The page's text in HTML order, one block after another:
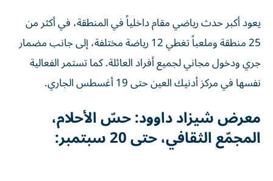
يعود أكبر حدث رياضي مقام داخلياً في المنطقة، في أكثر من
25 منطقة وملعباً تغطي 12 رياضة مختلفة، إلى جانب مضمار
جري ودخول مجاني لجميع أفراد العائلة. كما تستمر الفعالية
نفسها في مركز أدنيك العين حتى 19 أغسطس الجاري.
معرض شيزاد داوود: حسّ الأحلام،
المجمّع الثقافي، حتى 20 سبتمبر: